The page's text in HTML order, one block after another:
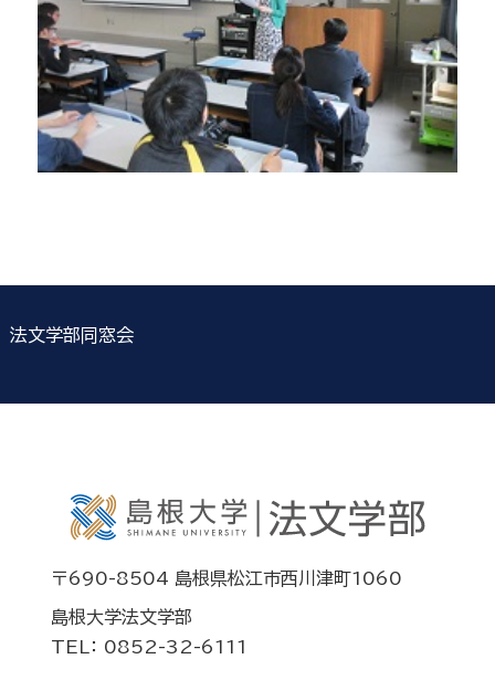
法文学部同窓会
〒690-8504 島根県松江市西川津町1060
島根大学法文学部
TEL： 0852-32-6111